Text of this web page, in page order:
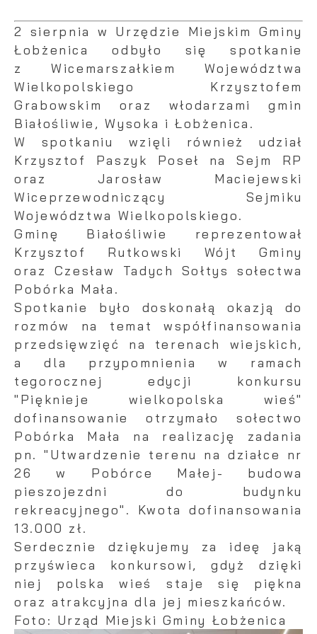
2 sierpnia w Urzędzie Miejskim Gminy
Łobżenica odbyło się spotkanie
z Wicemarszałkiem Województwa
Wielkopolskiego Krzysztofem
Grabowskim oraz włodarzami gmin
Białośliwie, Wysoka i Łobżenica.
W spotkaniu wzięli również udział
Krzysztof Paszyk Poseł na Sejm RP
oraz Jarosław Maciejewski
Wiceprzewodniczący Sejmiku
Województwa Wielkopolskiego.
Gminę Białośliwie reprezentował
Krzysztof Rutkowski Wójt Gminy
oraz Czesław Tadych Sołtys sołectwa
Pobórka Mała.
Spotkanie było doskonałą okazją do
rozmów na temat współfinansowania
przedsięwzięć na terenach wiejskich,
a dla przypomnienia w ramach
tegorocznej edycji konkursu
"Pięknieje wielkopolska wieś"
dofinansowanie otrzymało sołectwo
Pobórka Mała na realizację zadania
pn. "Utwardzenie terenu na działce nr
26 w Pobórce Małej- budowa
pieszojezdni do budynku
rekreacyjnego". Kwota dofinansowania
13.000 zł.
Serdecznie dziękujemy za ideę jaką
przyświeca konkursowi, gdyż dzięki
niej polska wieś staje się piękna
oraz atrakcyjna dla jej mieszkańców.
Foto: Urząd Miejski Gminy Łobżenica
gwarantuje dostępność wszystkich
funkcjonalności.
prezentowania Ci naszych komunikatów na
podstawie analizy Twoich upodobań oraz
Twoich zwyczajów dotyczących przeglądanej
witryny internetowej. Treści promocyjne mogą
pojawić się na stronach podmiotów trzecich
lub firm będących naszymi partnerami oraz
innych dostawców usług. Firmy te działają w
charakterze pośredników prezentujących nasze
treści w postaci wiadomości, ofert,
komunikatów mediów społecznościowych.